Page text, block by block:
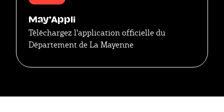
May'Appli
Téléchargez l'application officielle du
Département de La Mayenne